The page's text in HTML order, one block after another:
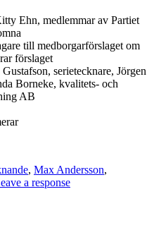
Ehn, medlemmar av Partiet
till medborgarförslaget om
förslaget
serietecknare, Jörgen
Borneke, kvalitets- och
AB
, Max Andersson,
a response